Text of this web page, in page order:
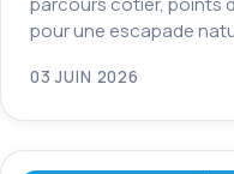
pour une escapade
03 JUIN 2026